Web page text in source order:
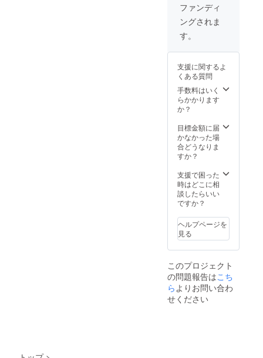
ファンディ
ングされま
す。
支援に関するよ
くある質問
手数料はいく
らかかります
か？
目標金額に届
かなかった場
合どうなりま
すか？
支援で困った
時はどこに相
談したらいい
ですか？
ヘルプページを
見る
このプロジェクト
の問題報告はこち
らよりお問い合わ
せください